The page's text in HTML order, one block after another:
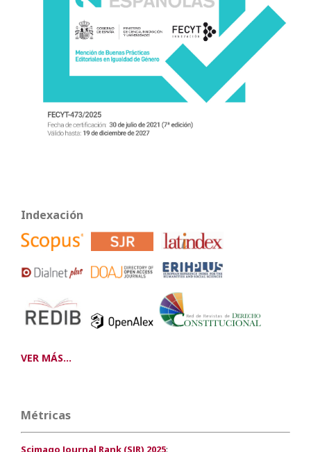
Indexación
VER MÁS...
Métricas
Scimago Journal Rank (SJR) 2025: